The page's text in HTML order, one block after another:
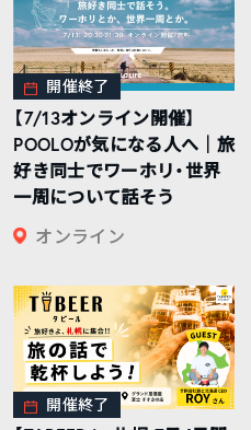
開催終了
【7/13オンライン開催】
POOLOが気になる人へ｜旅
好き同士でワーホリ・世界
一周について話そう
オンライン
開催終了